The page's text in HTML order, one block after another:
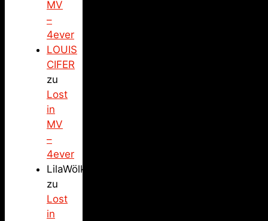
MV
–
4ever
LOUIS
CIFER
zu
Lost
in
MV
–
4ever
LilaWölkchen
zu
Lost
in